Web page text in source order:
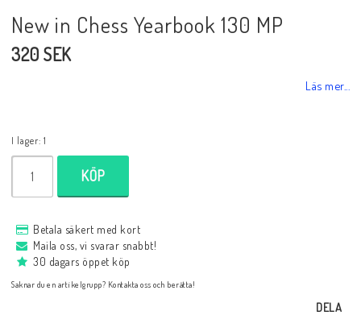
Schackspelsprogram
Databaser/Databasprogram
Ladda ner
Övrigt
New in Chess Yearbook 130 MP
320 SEK
Läs mer...
I lager: 1
KÖP
Betala säkert med kort
Maila oss, vi svarar snabbt!
30 dagars öppet köp
Saknar du en artikelgrupp? Kontakta oss och berätta!
DELA